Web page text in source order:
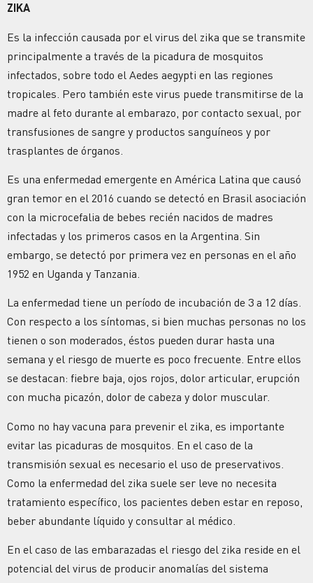
ZIKA
Es la infección causada por el virus del zika que se transmite
principalmente a través de la picadura de mosquitos
infectados, sobre todo el Aedes aegypti en las regiones
tropicales. Pero también este virus puede transmitirse de la
madre al feto durante al embarazo, por contacto sexual, por
transfusiones de sangre y productos sanguíneos y por
trasplantes de órganos.
Es una enfermedad emergente en América Latina que causó
gran temor en el 2016 cuando se detectó en Brasil asociación
con la microcefalia de bebes recién nacidos de madres
infectadas y los primeros casos en la Argentina. Sin
embargo, se detectó por primera vez en personas en el año
1952 en Uganda y Tanzania.
La enfermedad tiene un período de incubación de 3 a 12 días.
Con respecto a los síntomas, si bien muchas personas no los
tienen o son moderados, éstos pueden durar hasta una
semana y el riesgo de muerte es poco frecuente. Entre ellos
se destacan: fiebre baja, ojos rojos, dolor articular, erupción
con mucha picazón, dolor de cabeza y dolor muscular.
Como no hay vacuna para prevenir el zika, es importante
evitar las picaduras de mosquitos. En el caso de la
transmisión sexual es necesario el uso de preservativos.
Como la enfermedad del zika suele ser leve no necesita
tratamiento específico, los pacientes deben estar en reposo,
beber abundante líquido y consultar al médico.
En el caso de las embarazadas el riesgo del zika reside en el
potencial del virus de producir anomalías del sistema